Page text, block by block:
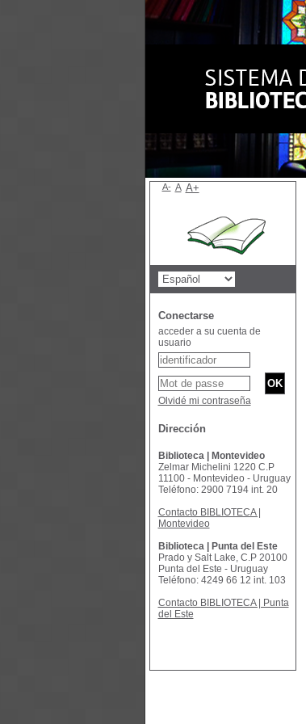
A- A A+
Conectarse
acceder a su cuenta de
usuario
Olvidé mi contraseña
Dirección
Biblioteca | Montevideo
Zelmar Michelini 1220 C.P
11100 - Montevideo - Uruguay
Teléfono: 2900 7194 int. 20
Contacto BIBLIOTECA |
Montevideo
Biblioteca | Punta del Este
Prado y Salt Lake, C.P 20100
Punta del Este - Uruguay
Teléfono: 4249 66 12 int. 103
Contacto BIBLIOTECA | Punta
del Este